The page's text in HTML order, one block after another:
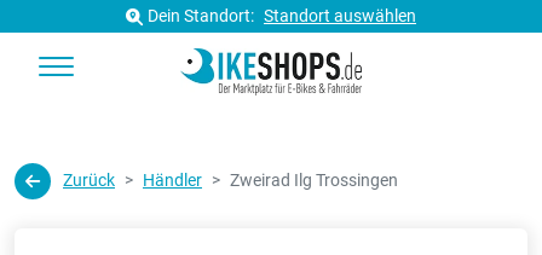
Dein Standort: Standort auswählen
Zurück Händler Zweirad Ilg Trossingen